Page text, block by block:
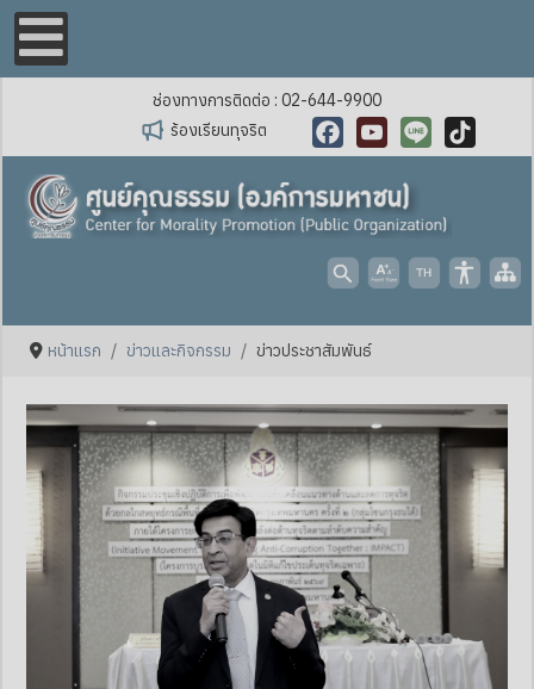
ช่องทางการติดต่อ : 02-644-9900
ร้องเรียนทุจริต
Facebook
YouTube
Line TikTok
หน้าแรก ข่าวและกิจกรรม ข่าวประชาสัมพันธ์